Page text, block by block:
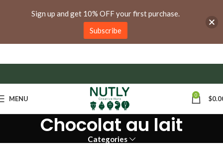
MENU 0 $
Chocolat au lait
Categories
anywhere in Ontario and Quebec!
Sign up and get 10% OFF your first purchase.
Subscribe